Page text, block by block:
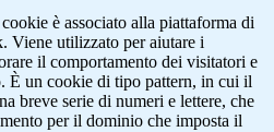
è associato alla piattaforma di
Viene utilizzato per aiutare i
il comportamento dei visitatori e
È un cookie di tipo pattern, in cui il
breve serie di numeri e lettere, che
per il dominio che imposta il